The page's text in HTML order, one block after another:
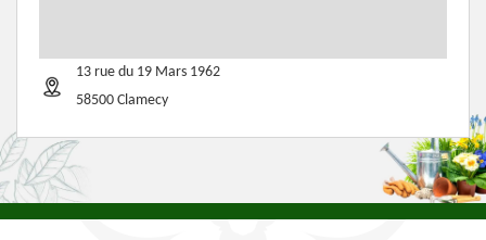
13 rue du 19 Mars 1962
58500 Clamecy